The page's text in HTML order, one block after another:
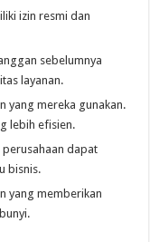
izin resmi dan
sebelumnya
layanan.
yang mereka gunakan.
lebih efisien.
perusahaan dapat
bisnis.
yang memberikan